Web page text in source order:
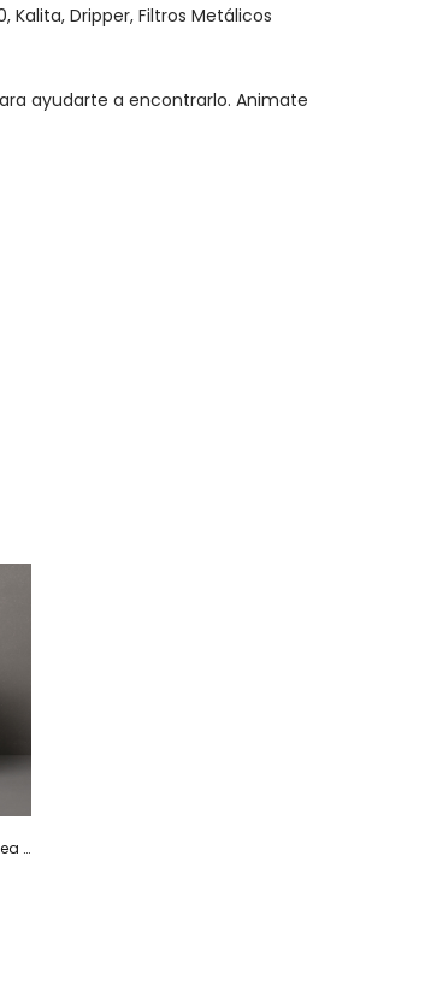
Kalita, Dripper, Filtros Metálicos
ayudarte a encontrarlo. Animate
Lata Tierra Green Mint – Delhi Tea x 40 g